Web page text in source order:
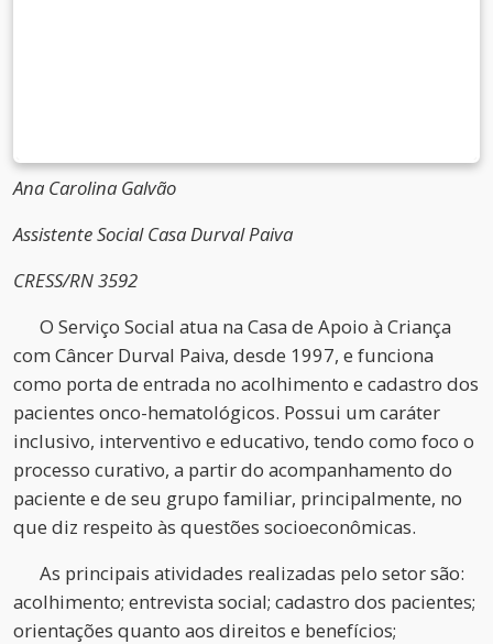
Ana Carolina Galvão
Assistente Social Casa Durval Paiva
CRESS/RN 3592
O Serviço Social atua na Casa de Apoio à Criança
com Câncer Durval Paiva, desde 1997, e funciona
como porta de entrada no acolhimento e cadastro dos
pacientes onco-hematológicos. Possui um caráter
inclusivo, interventivo e educativo, tendo como foco o
processo curativo, a partir do acompanhamento do
paciente e de seu grupo familiar, principalmente, no
que diz respeito às questões socioeconômicas.
As principais atividades realizadas pelo setor são:
acolhimento; entrevista social; cadastro dos pacientes;
orientações quanto aos direitos e benefícios;